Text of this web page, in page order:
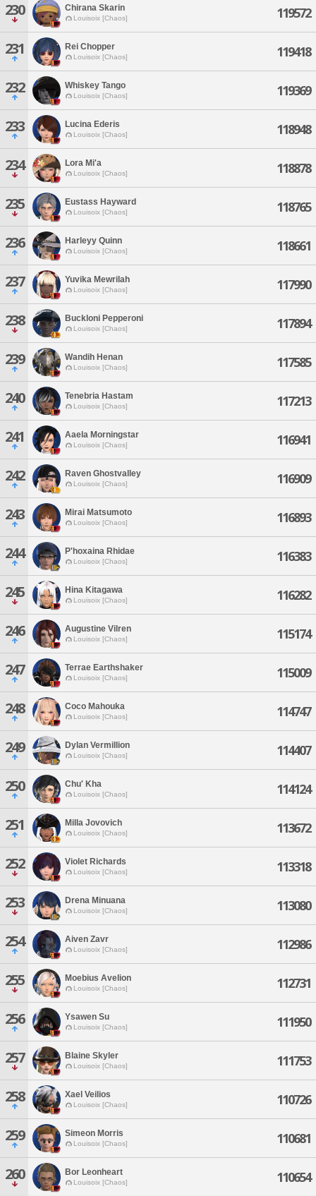
230 Chirana Skarin
Louisoix [Chaos] 119572
231 Rei Chopper
Louisoix [Chaos] 119418
232 Whiskey Tango
Louisoix [Chaos] 119369
233 Lucina Ederis
Louisoix [Chaos] 118948
234 Lora Mi'a
Louisoix [Chaos] 118878
235 Eustass Hayward
Louisoix [Chaos] 118765
236 Harleyy Quinn
Louisoix [Chaos] 118661
237 Yuvika Mewrilah
Louisoix [Chaos] 117990
238 Buckloni Pepperoni
Louisoix [Chaos] 117894
239 Wandih Henan
Louisoix [Chaos] 117585
240 Tenebria Hastam
Louisoix [Chaos] 117213
241 Aaela Morningstar
Louisoix [Chaos] 116941
242 Raven Ghostvalley
Louisoix [Chaos] 116909
243 Mirai Matsumoto
Louisoix [Chaos] 116893
244 P'hoxaina Rhidae
Louisoix [Chaos] 116383
245 Hina Kitagawa
Louisoix [Chaos] 116282
246 Augustine Vilren
Louisoix [Chaos] 115174
247 Terrae Earthshaker
Louisoix [Chaos] 115009
248 Coco Mahouka
Louisoix [Chaos] 114747
249 Dylan Vermillion
Louisoix [Chaos] 114407
250 Chu' Kha
Louisoix [Chaos] 114124
251 Milla Jovovich
Louisoix [Chaos] 113672
252 Violet Richards
Louisoix [Chaos] 113318
253 Drena Minuana
Louisoix [Chaos] 113080
254 Aiven Zavr
Louisoix [Chaos] 112986
255 Moebius Avelion
Louisoix [Chaos] 112731
256 Ysawen Su
Louisoix [Chaos] 111950
257 Blaine Skyler
Louisoix [Chaos] 111753
258 Xael Veilios
Louisoix [Chaos] 110726
259 Simeon Morris
Louisoix [Chaos] 110681
260 Bor Leonheart
Louisoix [Chaos] 110654